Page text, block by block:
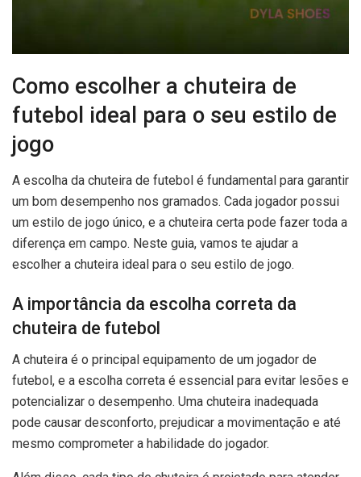
Como escolher a chuteira de
futebol ideal para o seu estilo de
jogo
A escolha da chuteira de futebol é fundamental para garantir
um bom desempenho nos gramados. Cada jogador possui
um estilo de jogo único, e a chuteira certa pode fazer toda a
diferença em campo. Neste guia, vamos te ajudar a
escolher a chuteira ideal para o seu estilo de jogo.
A importância da escolha correta da
chuteira de futebol
A chuteira é o principal equipamento de um jogador de
futebol, e a escolha correta é essencial para evitar lesões e
potencializar o desempenho. Uma chuteira inadequada
pode causar desconforto, prejudicar a movimentação e até
mesmo comprometer a habilidade do jogador.